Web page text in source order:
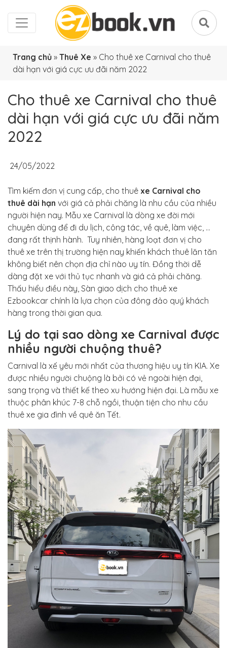
Trang chủ » Thuê Xe » Cho thuê xe Carnival cho thuê
dài hạn với giá cực ưu đãi năm 2022
Cho thuê xe Carnival cho thuê
dài hạn với giá cực ưu đãi năm
2022
24/05/2022
Tìm kiếm đơn vị cung cấp, cho thuê xe Carnival cho
thuê dài hạn với giá cả phải chăng là nhu cầu của nhiều
người hiện nay. Mẫu xe Carnival là dòng xe đời mới
chuyên dùng để đi du lịch, công tác, về quê, làm việc, …
đang rất thịnh hành. Tuy nhiên, hàng loạt đơn vị cho
thuê xe trên thị trường hiện nay khiến khách thuê lăn tăn
không biết nên chọn địa chỉ nào uy tín. Đồng thời dễ
dàng đặt xe với thủ tục nhanh và giá cả phải chăng.
Thấu hiểu điều này, Sàn giao dịch cho thuê xe
Ezbookcar chính là lựa chọn của đông đảo quý khách
hàng trong thời gian qua.
Lý do tại sao dòng xe Carnival được
nhiều người chuộng thuê?
Carnival là xế yêu mới nhất của thương hiệu uy tín KIA. Xe
được nhiều người chuộng là bởi có vẻ ngoài hiện đại,
sang trọng và thiết kế theo xu hướng hiện đại. Là mẫu xe
thuộc phân khúc 7-8 chỗ ngồi, thuận tiện cho nhu cầu
thuê xe gia đình về quê ăn Tết.